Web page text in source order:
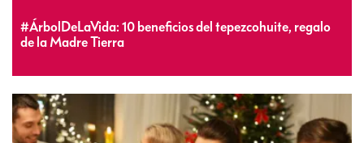
#ÁrbolDeLaVida: 10 beneficios del tepezcohuite, regalo
de la Madre Tierra